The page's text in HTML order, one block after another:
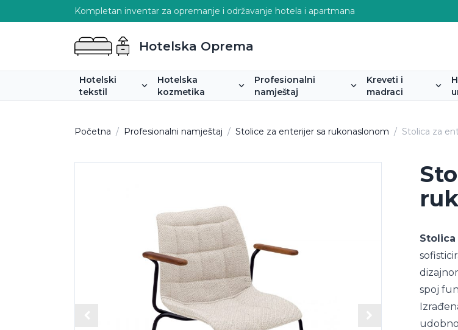
Kompletan inventar za opremanje i održavanje hotela i apartmana
Hotelska Oprema
Hotelski
tekstil
Hotelska
kozmetika
Profesionalni
namještaj
Kreveti i
madraci
Početna / Profesionalni namještaj / Stolice za enterijer sa rukonaslonom / Stolica za
spoj